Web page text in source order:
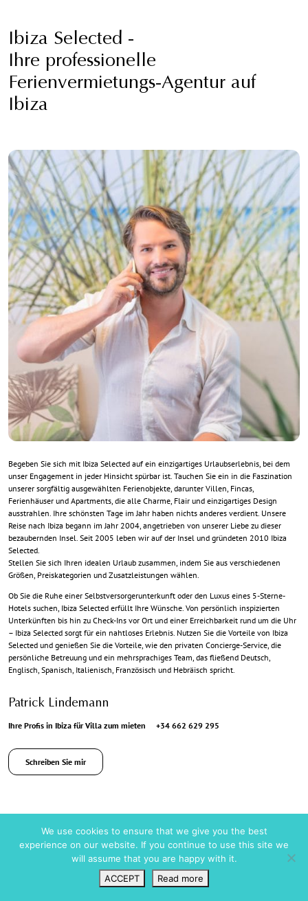
Ibiza Selected -
Ihre professionelle
Ferienvermietungs-Agentur auf
Ibiza
Begeben Sie sich mit Ibiza Selected auf ein einzigartiges Urlaubserlebnis, bei dem
unser Engagement in jeder Hinsicht spürbar ist. Tauchen Sie ein in die Faszination
unserer sorgfältig ausgewählten Ferienobjekte, darunter Villen, Fincas,
Ferienhäuser und Apartments, die alle Charme, Flair und einzigartiges Design
ausstrahlen. Ihre schönsten Tage im Jahr haben nichts anderes verdient. Unsere
Reise nach Ibiza begann im Jahr 2004, angetrieben von unserer Liebe zu dieser
bezaubernden Insel. Seit 2005 leben wir auf der Insel und gründeten 2010 Ibiza
Selected.
Stellen Sie sich Ihren idealen Urlaub zusammen, indem Sie aus verschiedenen
Größen, Preiskategorien und Zusatzleistungen wählen.
Ob Sie die Ruhe einer Selbstversorgerunterkunft oder den Luxus eines 5-Sterne-
Hotels suchen, Ibiza Selected erfüllt Ihre Wünsche. Von persönlich inspizierten
Unterkünften bis hin zu Check-Ins vor Ort und einer Erreichbarkeit rund um die Uhr
– Ibiza Selected sorgt für ein nahtloses Erlebnis. Nutzen Sie die Vorteile von Ibiza
Selected und genießen Sie die Vorteile, wie den privaten Concierge-Service, die
persönliche Betreuung und ein mehrsprachiges Team, das fließend Deutsch,
Englisch, Spanisch, Italienisch, Französisch und Hebräisch spricht.
Patrick Lindemann
Ihre Profis in Ibiza für Villa zum mieten +34 662 629 295
Schreiben Sie mir
Wunschliste
Mehr als nur eine Auswahl
We use cookies to ensure that we give you the best
experience on our website. If you continue to use this site we
will assume that you are happy with it.
ACCEPT
Read more